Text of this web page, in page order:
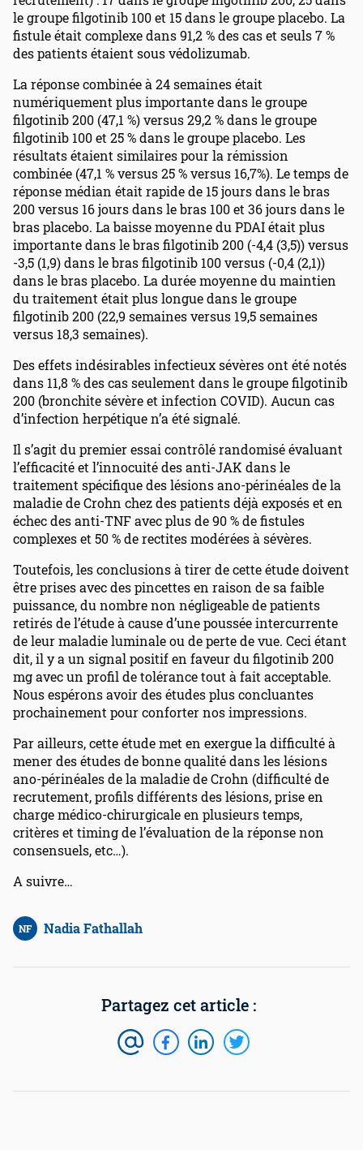
le groupe filgotinib 100 et 15 dans le groupe placebo. La
fistule était complexe dans 91,2 % des cas et seuls 7 %
des patients étaient sous védolizumab.
La réponse combinée à 24 semaines était
numériquement plus importante dans le groupe
filgotinib 200 (47,1 %) versus 29,2 % dans le groupe
filgotinib 100 et 25 % dans le groupe placebo. Les
résultats étaient similaires pour la rémission
combinée (47,1 % versus 25 % versus 16,7%). Le temps de
réponse médian était rapide de 15 jours dans le bras
200 versus 16 jours dans le bras 100 et 36 jours dans le
bras placebo. La baisse moyenne du PDAI était plus
importante dans le bras filgotinib 200 (-4,4 (3,5)) versus
-3,5 (1,9) dans le bras filgotinib 100 versus (-0,4 (2,1))
dans le bras placebo. La durée moyenne du maintien
du traitement était plus longue dans le groupe
filgotinib 200 (22,9 semaines versus 19,5 semaines
versus 18,3 semaines).
Des effets indésirables infectieux sévères ont été notés
dans 11,8 % des cas seulement dans le groupe filgotinib
200 (bronchite sévère et infection COVID). Aucun cas
d’infection herpétique n’a été signalé.
Il s’agit du premier essai contrôlé randomisé évaluant
l’efficacité et l’innocuité des anti-JAK dans le
traitement spécifique des lésions ano-périnéales de la
maladie de Crohn chez des patients déjà exposés et en
échec des anti-TNF avec plus de 90 % de fistules
complexes et 50 % de rectites modérées à sévères.
Toutefois, les conclusions à tirer de cette étude doivent
être prises avec des pincettes en raison de sa faible
puissance, du nombre non négligeable de patients
retirés de l’étude à cause d’une poussée intercurrente
de leur maladie luminale ou de perte de vue. Ceci étant
dit, il y a un signal positif en faveur du filgotinib 200
mg avec un profil de tolérance tout à fait acceptable.
Nous espérons avoir des études plus concluantes
prochainement pour conforter nos impressions.
Par ailleurs, cette étude met en exergue la difficulté à
mener des études de bonne qualité dans les lésions
ano-périnéales de la maladie de Crohn (difficulté de
recrutement, profils différents des lésions, prise en
charge médico-chirurgicale en plusieurs temps,
critères et timing de l’évaluation de la réponse non
consensuels, etc…).
A suivre…
NF Nadia Fathallah